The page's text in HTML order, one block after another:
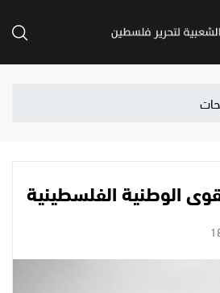
الوطنية الفلسطينية